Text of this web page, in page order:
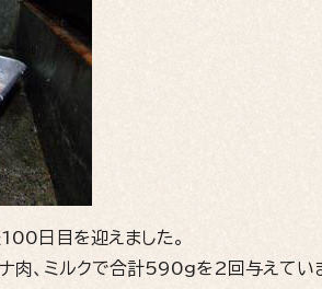
100日目を迎えました。
肉、ミルクで合計590gを2回与えてい